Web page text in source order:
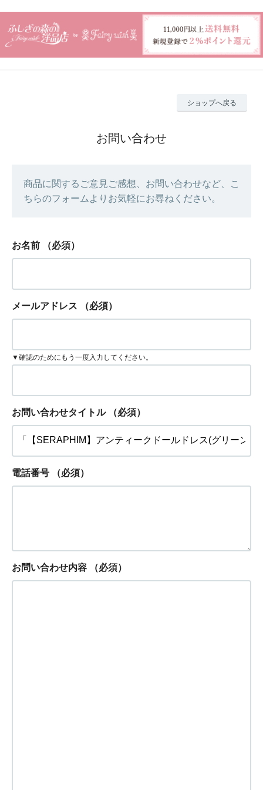
ショップへ戻る
お問い合わせ
商品に関するご意見ご感想、お問い合わせなど、こ
ちらのフォームよりお気軽にお尋ねください。
お名前 （必須）
メールアドレス （必須）
▼確認のためにもう一度入力してください。
お問い合わせタイトル （必須）
電話番号 （必須）
お問い合わせ内容 （必須）